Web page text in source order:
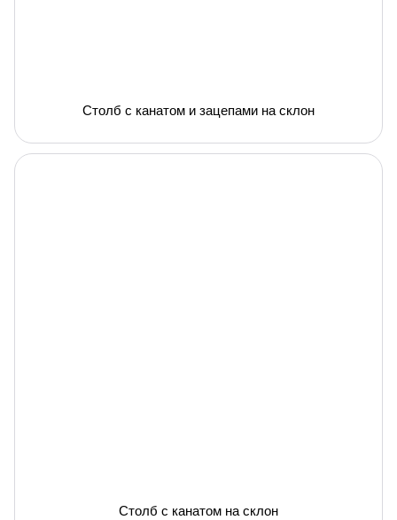
Столб с канатом и зацепами на склон
Столб с канатом на склон